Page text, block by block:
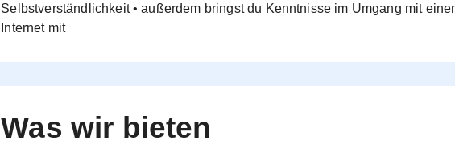
Selbstverständlichkeit • außerdem bringst du Kenntnisse im Umgang mit
Internet mit
Was wir bieten